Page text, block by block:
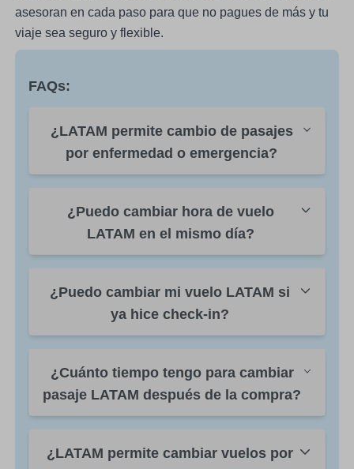
asesoran en cada paso para que no pagues de más y tu
viaje sea seguro y flexible.
FAQs:
¿LATAM permite cambio de pasajes
por enfermedad o emergencia?
¿Puedo cambiar hora de vuelo
LATAM en el mismo día?
¿Puedo cambiar mi vuelo LATAM si
ya hice check-in?
¿Cuánto tiempo tengo para cambiar
pasaje LATAM después de la compra?
¿LATAM permite cambiar vuelos por